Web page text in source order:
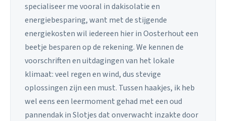
specialiseer me vooral in dakisolatie en
energiebesparing, want met de stijgende
energiekosten wil iedereen hier in Oosterhout een
beetje besparen op de rekening. We kennen de
voorschriften en uitdagingen van het lokale
klimaat: veel regen en wind, dus stevige
oplossingen zijn een must. Tussen haakjes, ik heb
wel eens een leermoment gehad met een oud
pannendak in Slotjes dat onverwacht inzakte door